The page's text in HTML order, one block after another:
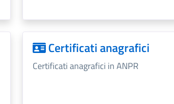
Certificati anagrafici
Certificati anagrafici in ANPR